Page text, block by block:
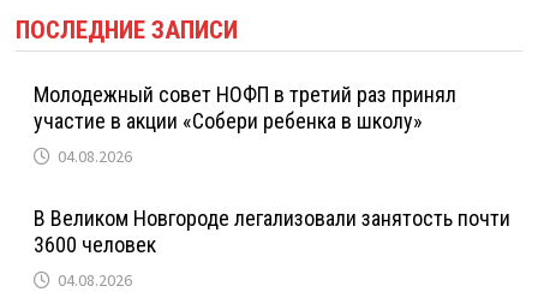
ПОСЛЕДНИЕ ЗАПИСИ
Молодежный совет НОФП в третий раз принял
участие в акции «Собери ребенка в школу»
04.08.2026
В Великом Новгороде легализовали занятость почти
3600 человек
04.08.2026